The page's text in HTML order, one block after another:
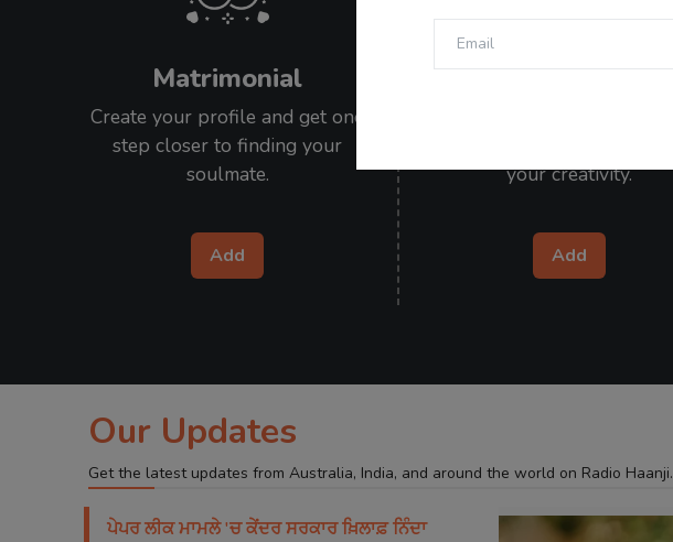
Matrimonial
Create your profile and get one
step closer to finding your
soulmate.
Add
Kitaab Kahani
your creativity.
Add
Our Updates
Get the latest updates from Australia, India, and around the world on Radio Haanji.
ਪੇਪਰ ਲੀਕ ਮਾਮਲੇ 'ਚ ਕੇਂਦਰ ਸਰਕਾਰ ਖ਼ਿਲਾਫ਼ ਨਿੰਦਾ